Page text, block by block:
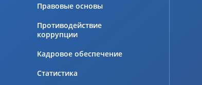
Правовые основы
Противодействие
коррупции
Кадровое обеспечение
Статистика